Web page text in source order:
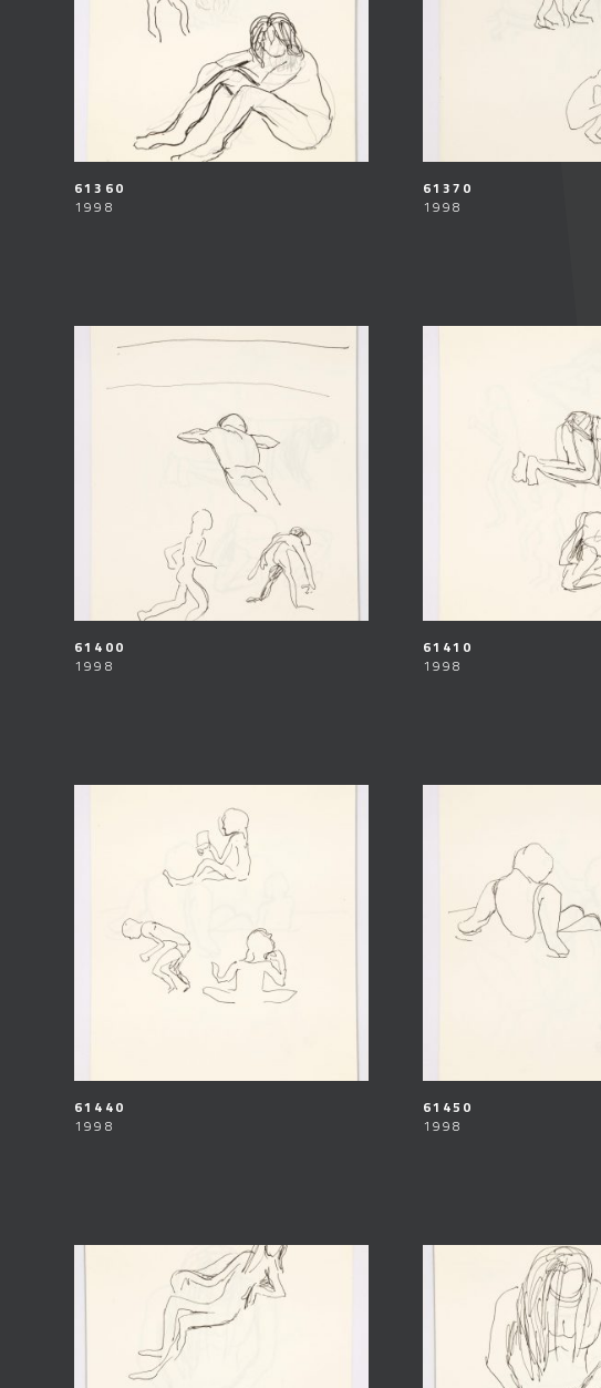
61360
1998
61370
1998
61400
1998
61410
1998
61440
1998
61450
1998